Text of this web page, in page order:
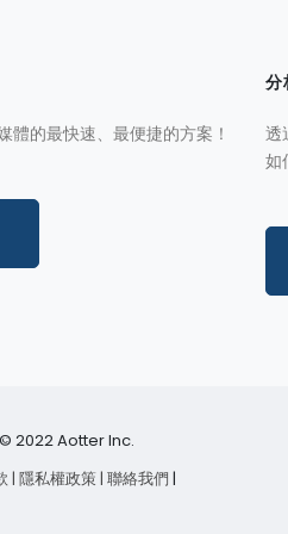
體的最快速、最便捷的方案！
分
透
如
© 2022 Aotter Inc.
| 隱私權政策| 聯絡我們 |